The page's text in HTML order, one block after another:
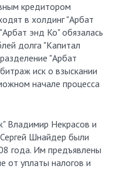
кредитором
в холдинг "Арбат
энд Ко" обязалась
долга "Капитал
"Арбат
иск о взыскании
начале процесса
Владимир Некрасов и
Шнайдер были
года. Им предъявлены
от уплаты налогов и